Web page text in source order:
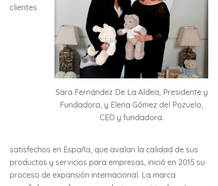
Sara Fernández De La Aldea, Presidente y
Fundadora, y Elena Gómez del Pozuelo,
CEO y fundadora.
clientes
satisfechos en España, que avalan la calidad de sus
productos y servicios para empresas, inició en 2015 su
proceso de expansión internacional. La marca